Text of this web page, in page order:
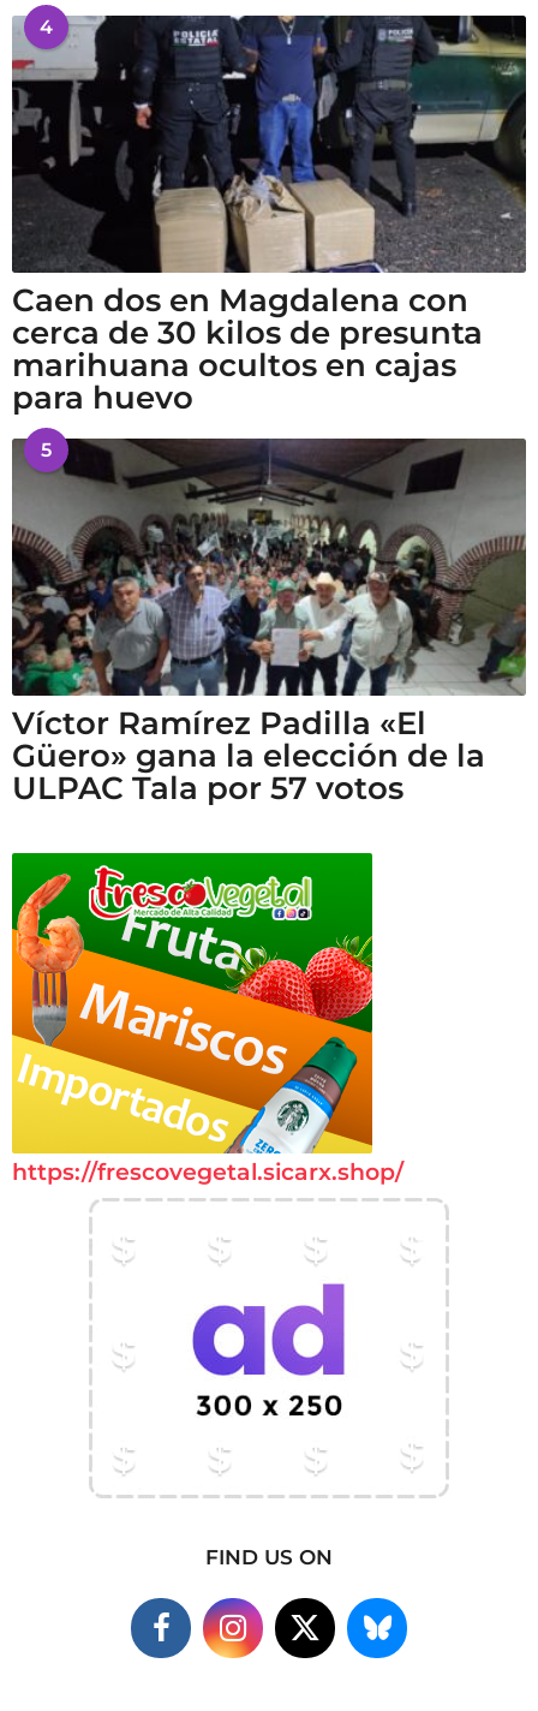
4
Caen dos en Magdalena con
cerca de 30 kilos de presunta
marihuana ocultos en cajas
para huevo
5
Víctor Ramírez Padilla «El
Güero» gana la elección de la
ULPAC Tala por 57 votos
https://frescovegetal.sicarx.shop/
FIND US ON